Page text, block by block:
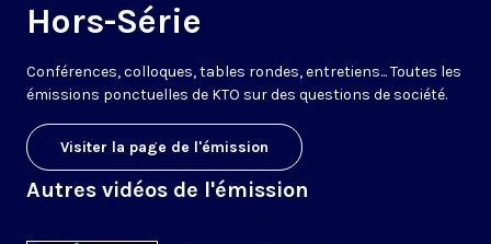
Hors-Série
Conférences, colloques, tables rondes, entretiens... Toutes les
émissions ponctuelles de KTO sur des questions de société.
Visiter la page de l'émission
Autres vidéos de l'émission